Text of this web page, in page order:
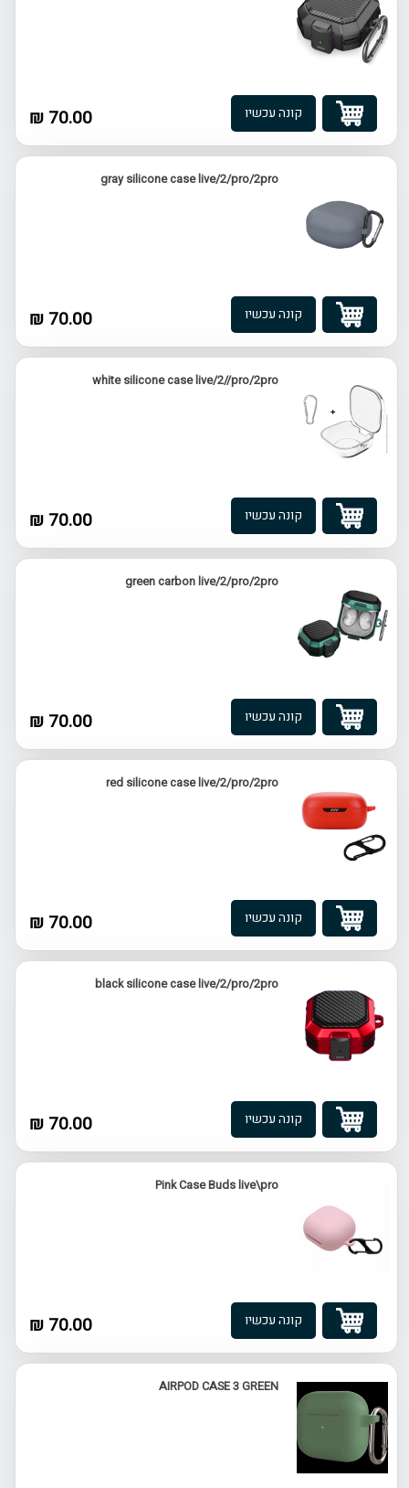
70.00 ₪ קונה עכשיו
gray silicone case live/2/pro/2pro
70.00 ₪ קונה עכשיו
white silicone case live/2//pro/2pro
70.00 ₪ קונה עכשיו
green carbon live/2/pro/2pro
70.00 ₪ קונה עכשיו
red silicone case live/2/pro/2pro
70.00 ₪ קונה עכשיו
black silicone case live/2/pro/2pro
70.00 ₪ קונה עכשיו
Pink Case Buds live\pro
70.00 ₪ קונה עכשיו
AIRPOD CASE 3 GREEN